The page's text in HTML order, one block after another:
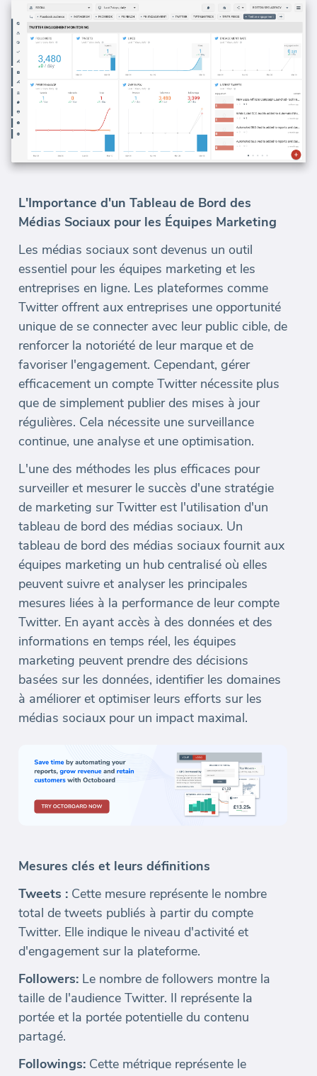
L'Importance d'un Tableau de Bord des
Médias Sociaux pour les Équipes Marketing
Les médias sociaux sont devenus un outil
essentiel pour les équipes marketing et les
entreprises en ligne. Les plateformes comme
Twitter offrent aux entreprises une opportunité
unique de se connecter avec leur public cible, de
renforcer la notoriété de leur marque et de
favoriser l'engagement. Cependant, gérer
efficacement un compte Twitter nécessite plus
que de simplement publier des mises à jour
régulières. Cela nécessite une surveillance
continue, une analyse et une optimisation.
L'une des méthodes les plus efficaces pour
surveiller et mesurer le succès d'une stratégie
de marketing sur Twitter est l'utilisation d'un
tableau de bord des médias sociaux. Un
tableau de bord des médias sociaux fournit aux
équipes marketing un hub centralisé où elles
peuvent suivre et analyser les principales
mesures liées à la performance de leur compte
Twitter. En ayant accès à des données et des
informations en temps réel, les équipes
marketing peuvent prendre des décisions
basées sur les données, identifier les domaines
à améliorer et optimiser leurs efforts sur les
médias sociaux pour un impact maximal.
Mesures clés et leurs définitions
Tweets : Cette mesure représente le nombre
total de tweets publiés à partir du compte
Twitter. Elle indique le niveau d'activité et
d'engagement sur la plateforme.
Followers: Le nombre de followers montre la
taille de l'audience Twitter. Il représente la
portée et la portée potentielle du contenu
partagé.
Followings: Cette métrique représente le